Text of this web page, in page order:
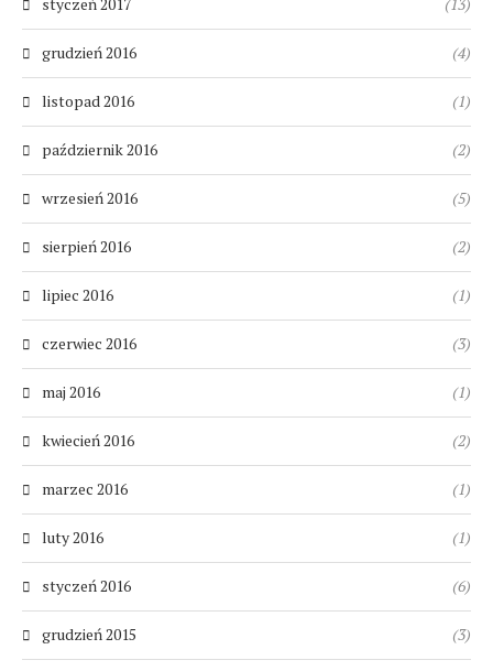
grudzień 2016 (4)
listopad 2016 (1)
październik 2016 (2)
wrzesień 2016 (5)
sierpień 2016 (2)
lipiec 2016 (1)
czerwiec 2016 (3)
maj 2016 (1)
kwiecień 2016 (2)
marzec 2016 (1)
luty 2016 (1)
styczeń 2016 (6)
grudzień 2015 (3)